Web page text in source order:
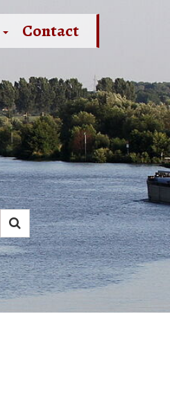
Contact